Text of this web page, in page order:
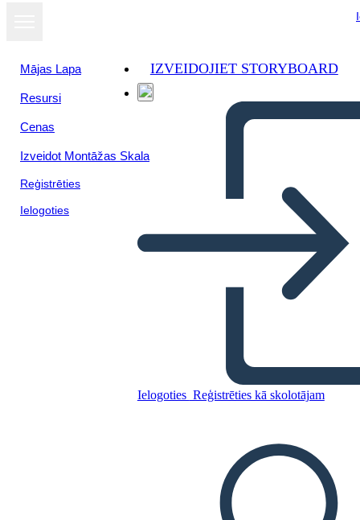
Mājas Lapa
Resursi
Cenas
Izveidot Montāžas Skala
Reģistrēties
Ielogoties
IZVEIDOJIET STORYBOARD
Ielogoties Reģistrēties kā skolotājam
Wireframe 2. veidne